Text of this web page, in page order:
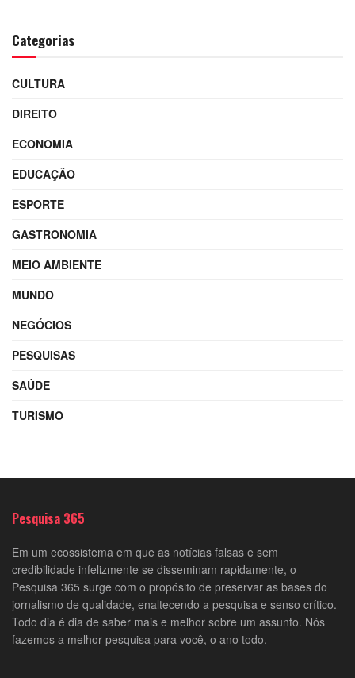
Categorias
CULTURA
DIREITO
ECONOMIA
EDUCAÇÃO
ESPORTE
GASTRONOMIA
MEIO AMBIENTE
MUNDO
NEGÓCIOS
PESQUISAS
SAÚDE
TURISMO
Pesquisa 365
Em um ecossistema em que as notícias falsas e sem
credibilidade infelizmente se disseminam rapidamente, o
Pesquisa 365 surge com o propósito de preservar as bases do
jornalismo de qualidade, enaltecendo a pesquisa e senso crítico.
Todo dia é dia de saber mais e melhor sobre um assunto. Nós
fazemos a melhor pesquisa para você, o ano todo.